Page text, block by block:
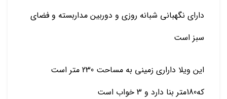
دارای نگهبانی شبانه روزی و دوربین مداربسته و فضای
سبز است
این ویلا داراری زمینی به مساحت 230 متر است
که180متر بنا دارد و 3 خواب است